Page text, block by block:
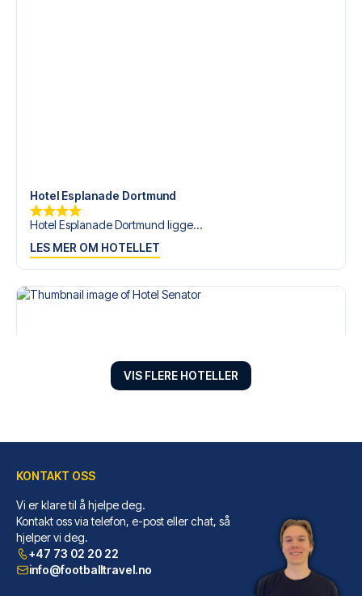
Hotel Esplanade Dortmund
Hotel Esplanade Dortmund ligge...
LES MER OM HOTELLET
Hotel Senator
Hotel Senator ligger sentralt ...
LES MER OM HOTELLET
VIS FLERE HOTELLER
KONTAKT OSS
Vi er klare til å hjelpe deg.
Kontakt oss via telefon, e-post eller chat, så
hjelper vi deg.
+47 73 02 20 22
info@footballtravel.no